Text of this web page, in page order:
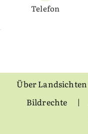
Telefon
Über Landsichten
Bildrechte